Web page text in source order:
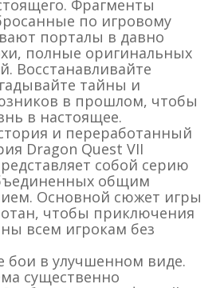
Фрагменты
по игровому
порталы в давно
полные оригинальных
Восстанавливайте
тайны и
в прошлом, чтобы
в настоящее.
и переработанный
Dragon Quest VII
собой серию
общим
Основной сюжет игры
чтобы приключения
всем игрокам без
бои в улучшенном виде.
существенно